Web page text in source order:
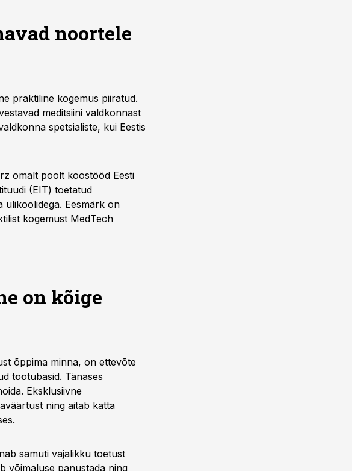
noortele
praktiline kogemus piiratud.
meditsiini valdkonnast
spetsialiste, kui Eestis
omalt poolt koostööd Eesti
(EIT) toetatud
Eesmärk on
kogemust MedTech
on kõige
õppima minna, on ettevõte
töötubasid. Tänases
Eksklusiivne
ning aitab katta
samuti vajalikku toetust
võimaluse panustada ning